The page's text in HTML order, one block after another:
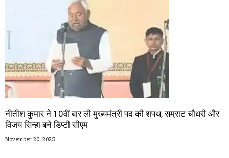
नीतीश कुमार ने 10वीं बार ली मुख्यमंत्री पद की शपथ, सम्राट चौधरी और
विजय सिन्हा बने डिप्टी सीएम
November 20, 2025